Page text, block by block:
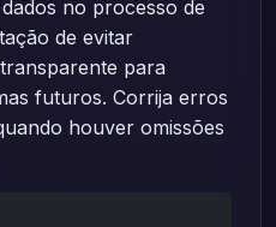
no processo de
de evitar
para
futuros. Corrija erros
houver omissões